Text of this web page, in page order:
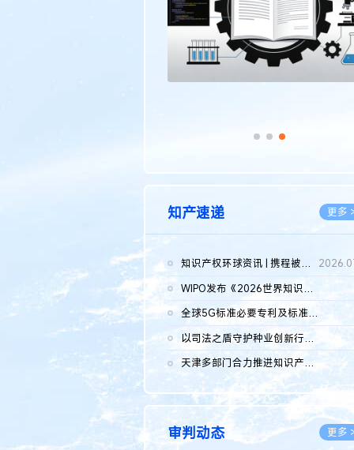
知产速递 更多
知识产权环球资讯 | 携程被市监总局罚51.79亿；瑞幸泰国商标案上...
WIPO发布《2026世界知识产权报告》 含报告全文
全球5G标准必要专利及标准提案研究报告（2026年）全文发布
以司法之盾守护种业创新行稳致远
天津多部门合力推进知识产权保护工作
审判动态 更多